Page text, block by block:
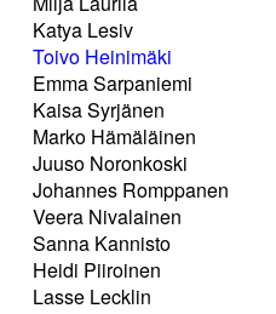
Katya Lesiv
Toivo Heinimäki
Emma Sarpaniemi
Kaisa Syrjänen
Marko Hämäläinen
Juuso Noronkoski
Johannes Romppanen
Veera Nivalainen
Sanna Kannisto
Heidi Piiroinen
Lasse Lecklin